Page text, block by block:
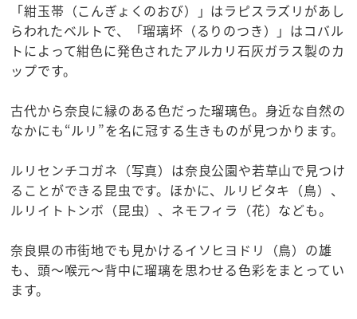
「紺玉帯（こんぎょくのおび）」はラピスラズリがあし
らわれたベルトで、「瑠璃坏（るりのつき）」はコバル
トによって紺色に発色されたアルカリ石灰ガラス製のカ
ップです。
古代から奈良に縁のある色だった瑠璃色。身近な自然の
なかにも“ルリ”を名に冠する生きものが見つかります。
ルリセンチコガネ（写真）は奈良公園や若草山で見つけ
ることができる昆虫です。ほかに、ルリビタキ（鳥）、
ルリイトトンボ（昆虫）、ネモフィラ（花）なども。
奈良県の市街地でも見かけるイソヒヨドリ（鳥）の雄
も、頭～喉元～背中に瑠璃を思わせる色彩をまとってい
ます。